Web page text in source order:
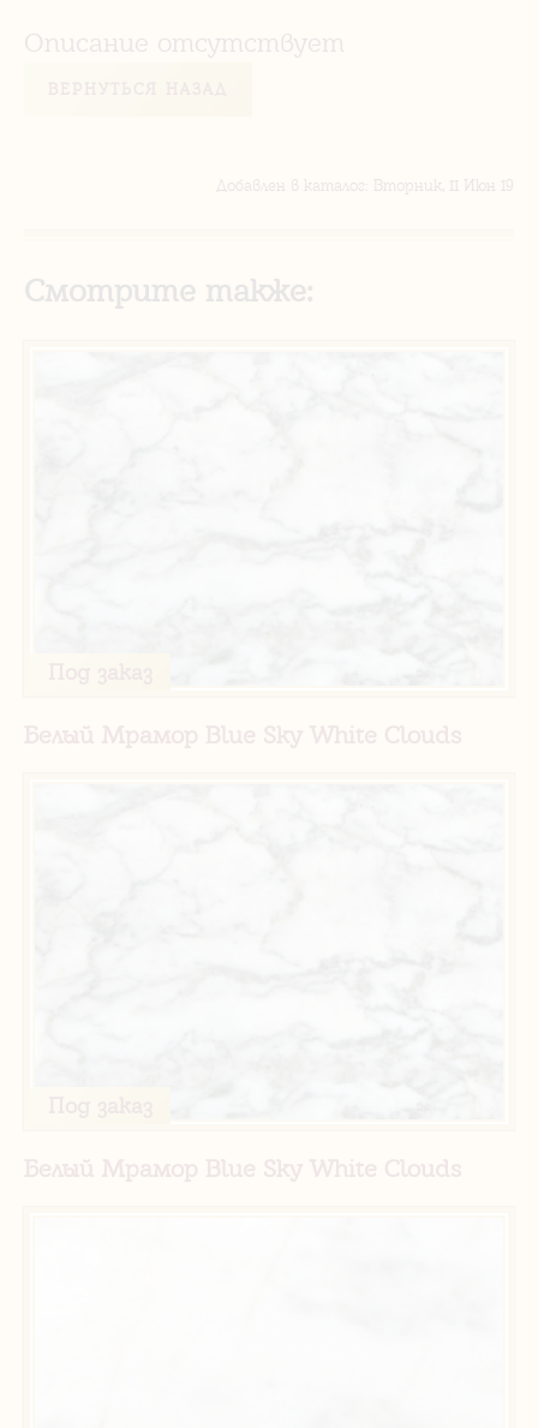
Описание отсутствует
Добавлен в каталог : Вторник, 11 Июн 19
Смотрите также: